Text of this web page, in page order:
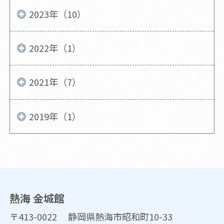
2023年（10）
2022年（1）
2021年（7）
2019年（1）
熱海 金城館
〒413-0022 静岡県熱海市昭和町10-33